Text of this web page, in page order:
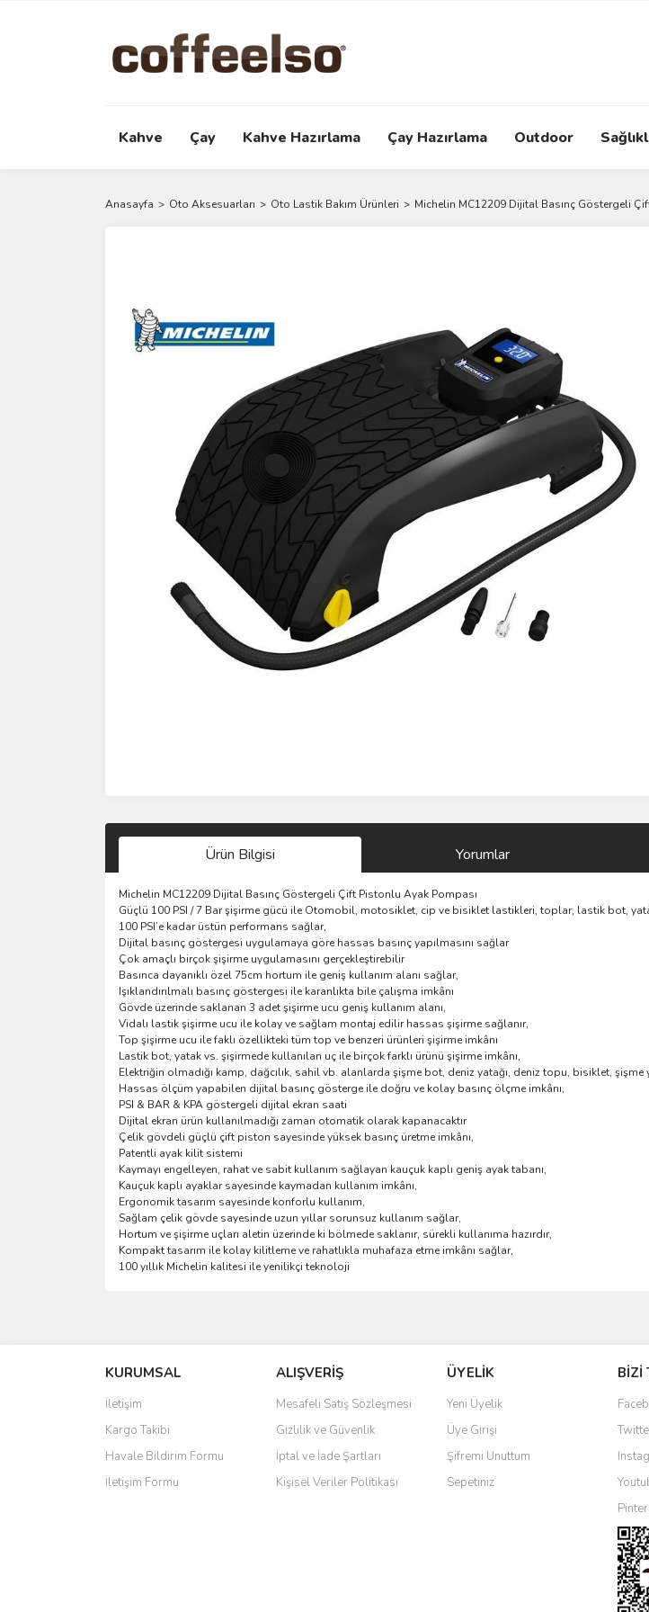
Kahve Çay Kahve Hazırlama Çay Hazırlama Outdoor
Anasayfa Oto Aksesuarları Oto Lastik Bakım Ürünleri Michelin MC12209 Dijital Basınç Göstergeli
Ürün Bilgisi Yorumlar
Michelin MC12209 Dijital Basınç Göstergeli Çift Pistonlu Ayak Pompası
Güçlü 100 PSI / 7 Bar şişirme gücü ile Otomobil, motosiklet, cip ve bisiklet lastikleri, toplar, lastik bot,
100 PSI’e kadar üstün performans sağlar,
Dijital basınç göstergesi uygulamaya göre hassas basınç yapılmasını sağlar
Çok amaçlı birçok şişirme uygulamasını gerçekleştirebilir
Basınca dayanıklı özel 75cm hortum ile geniş kullanım alanı sağlar,
Işıklandırılmalı basınç göstergesi ile karanlıkta bile çalışma imkânı
Gövde üzerinde saklanan 3 adet şişirme ucu geniş kullanım alanı,
Vidalı lastik şişirme ucu ile kolay ve sağlam montaj edilir hassas şişirme sağlanır,
Top şişirme ucu ile faklı özellikteki tüm top ve benzeri ürünleri şişirme imkânı
Lastik bot, yatak vs. şişirmede kullanılan uç ile birçok farklı ürünü şişirme imkânı,
Elektriğin olmadığı kamp, dağcılık, sahil vb. alanlarda şişme bot, deniz yatağı, deniz topu, bisiklet,
Hassas ölçüm yapabilen dijital basınç gösterge ile doğru ve kolay basınç ölçme imkânı,
PSI & BAR & KPA göstergeli dijital ekran saati
Dijital ekran ürün kullanılmadığı zaman otomatik olarak kapanacaktır
Çelik gövdeli güçlü çift piston sayesinde yüksek basınç üretme imkânı,
Patentli ayak kilit sistemi
Kaymayı engelleyen, rahat ve sabit kullanım sağlayan kauçuk kaplı geniş ayak tabanı,
Kauçuk kaplı ayaklar sayesinde kaymadan kullanım imkânı,
Ergonomik tasarım sayesinde konforlu kullanım,
Sağlam çelik gövde sayesinde uzun yıllar sorunsuz kullanım sağlar,
Hortum ve şişirme uçları aletin üzerinde ki bölmede saklanır, sürekli kullanıma hazırdır,
Kompakt tasarım ile kolay kilitleme ve rahatlıkla muhafaza etme imkânı sağlar,
100 yıllık Michelin kalitesi ile yenilikçi teknoloji
Ürün resmi kalitesiz, bozuk veya görüntülenemiyor.
Ürün açıklamasında eksik bilgiler bulunuyor.
Ürün bilgilerinde hatalar bulunuyor.
Ürün fiyatı diğer sitelerden daha pahalı.
Bu ürüne benzer farklı alternatifler olmalı.
Gönder
KURUMSAL
İletişim
Kargo Takibi
Havale Bildirim Formu
İletişim Formu
ALIŞVERİŞ
Mesafeli Satış Sözleşmesi
Gizlilik ve Güvenlik
İptal ve İade Şartları
Kişisel Veriler Politikası
ÜYELİK
Yeni Üyelik
Üye Girişi
Şifremi Unuttum
Sepetiniz
BİZİ